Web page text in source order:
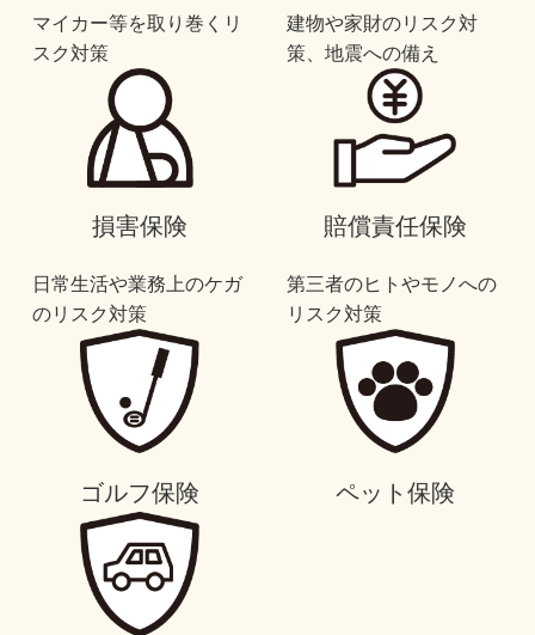
マイカー等を取り巻くリ
スク対策
建物や家財のリスク対
策、地震への備え
損害保険
日常生活や業務上のケガ
のリスク対策
賠償責任保険
第三者のヒトやモノへの
リスク対策
ゴルフ保険 ペット保険